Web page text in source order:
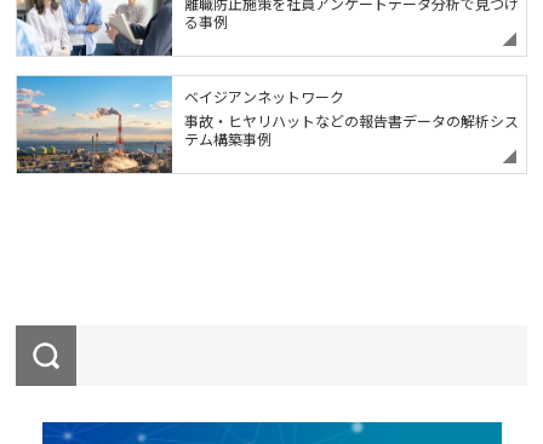
る事例
ベイジアンネットワーク
事故・ヒヤリハットなどの報告書データの解析シス
テム構築事例